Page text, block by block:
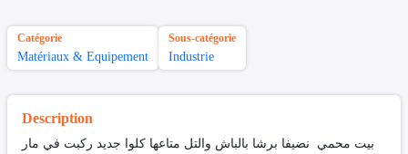
Catégorie
Matériaux & Equipement
Sous-catégorie
Industrie
Description
بيت محمي نضيفا برشا بالباش والتل متاعها كلوا جديد ركبت في مار